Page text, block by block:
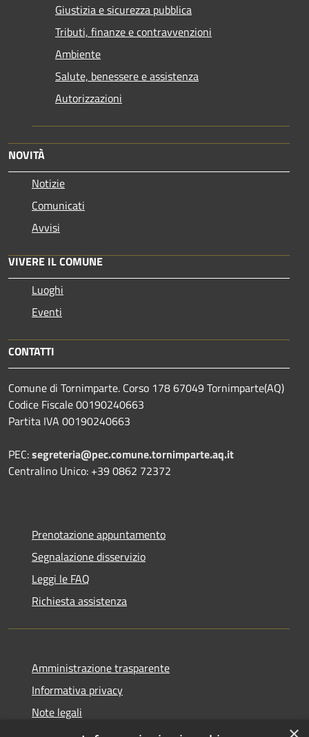
Giustizia e sicurezza pubblica
Tributi, finanze e contravvenzioni
Ambiente
Salute, benessere e assistenza
Autorizzazioni
NOVITÀ
Notizie
Comunicati
Avvisi
VIVERE IL COMUNE
Luoghi
Eventi
CONTATTI
Comune di Tornimparte. Corso 178 67049 Tornimparte(AQ)
Codice Fiscale 00190240663
Partita IVA 00190240663
PEC:segreteria@pec.comune.tornimparte.aq.it
Centralino Unico: +39 0862 72372
Prenotazione appuntamento
Segnalazione disservizio
Leggi le FAQ
Richiesta assistenza
Amministrazione trasparente
Informativa privacy
Note legali